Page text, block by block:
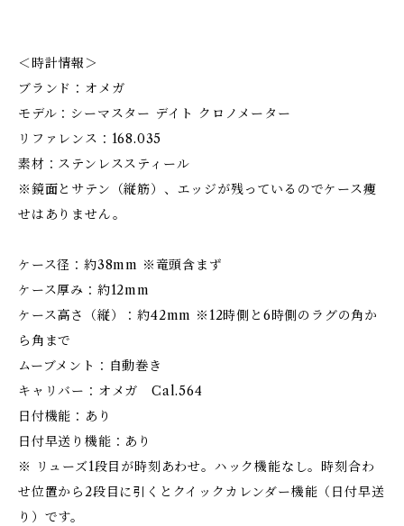
＜時計情報＞
ブランド：オメガ
モデル：シーマスター デイト クロノメーター
リファレンス：168.035
素材：ステンレススティール
※鏡面とサテン（縦筋）、エッジが残っているのでケース痩
せはありません。
ケース径：約38mm ※竜頭含まず
ケース厚み：約12mm
ケース高さ（縦）：約42mm ※12時側と6時側のラグの角か
ら角まで
ムーブメント：自動巻き
キャリバー：オメガ Cal.564
日付機能：あり
日付早送り機能：あり
※ リューズ1段目が時刻あわせ。ハック機能なし。時刻合わ
せ位置から2段目に引くとクイックカレンダー機能（日付早送
り）です。